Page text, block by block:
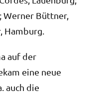
Werner Büttner,
Hamburg.
auf der
eine neue
auch die